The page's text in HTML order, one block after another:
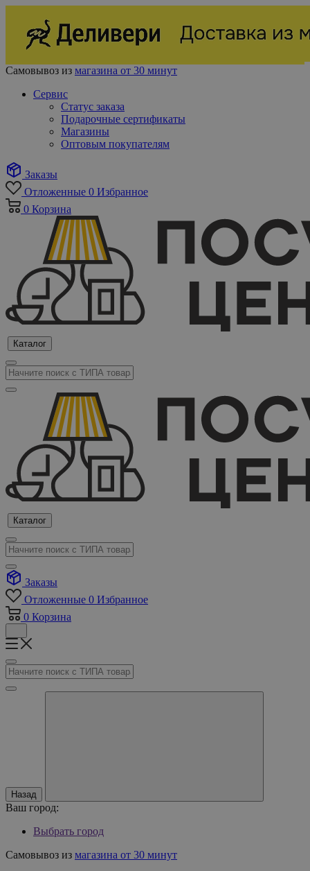
Самовывоз из магазина от 30 минут
Сервис
Статус заказа
Подарочные сертификаты
Магазины
Оптовым покупателям
Заказы
Отложенные 0 Избранное
0 Корзина
Каталог
Каталог
Заказы
Отложенные 0 Избранное
0 Корзина
Назад
Ваш город:
Выбрать город
Самовывоз из магазина от 30 минут